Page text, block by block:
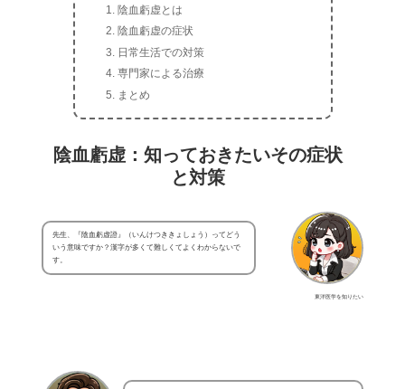
陰血虧虚とは
陰血虧虚の症状
日常生活での対策
専門家による治療
まとめ
陰血虧虚：知っておきたいその症状
と対策
東洋医学を知りたい
先生、『陰血虧虚證』（いんけつききょしょう）ってどう
いう意味ですか？漢字が多くて難しくてよくわからないで
す。